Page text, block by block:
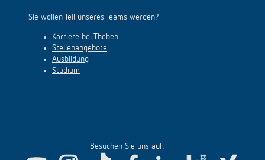
Sie wollen Teil unseres Teams werden?
Karriere bei Theben
Stellenangebote
Ausbildung
Studium
Besuchen Sie uns auf: